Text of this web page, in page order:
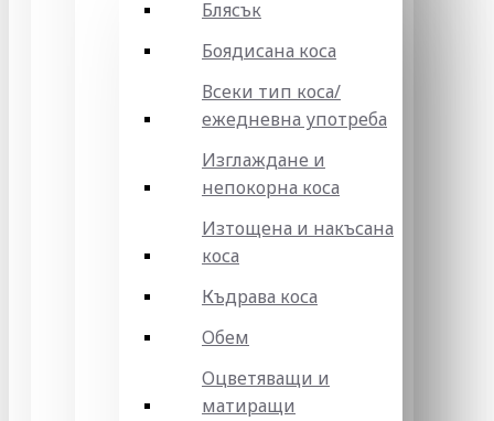
Блясък
Боядисана коса
Всеки тип коса/
ежедневна употреба
Изглаждане и
непокорна коса
Изтощена и накъсана
коса
Къдрава коса
Обем
Оцветяващи и
матиращи